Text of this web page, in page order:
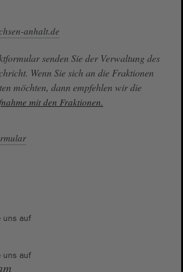
anhalt.de
senden Sie der Verwaltung des
Wenn Sie sich an die Fraktionen
möchten, dann empfehlen wir die
mit den Fraktionen.
uns auf
uns auf